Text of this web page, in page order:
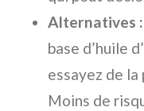
Alternatives :
base d’huile
essayez de la
Moins de